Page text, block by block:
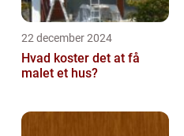
22 december 2024
Hvad koster det at få
malet et hus?